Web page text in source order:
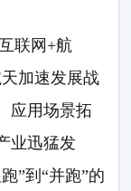
联网+航
加速发展战
应用场景拓
业迅猛发
”到“并跑”的